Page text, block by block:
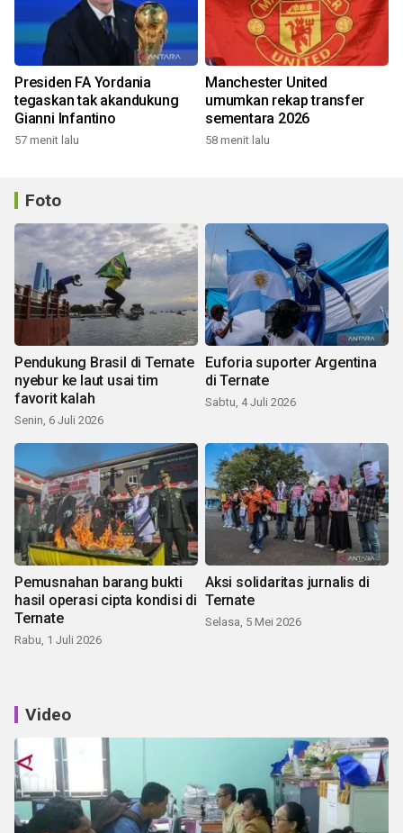
Presiden FA Yordania
tegaskan tak akandukung
Gianni Infantino
57 menit lalu
Manchester United
umumkan rekap transfer
sementara 2026
58 menit lalu
Foto
Pendukung Brasil di Ternate
nyebur ke laut usai tim
favorit kalah
Senin, 6 Juli 2026
Euforia suporter Argentina
di Ternate
Sabtu, 4 Juli 2026
Pemusnahan barang bukti
hasil operasi cipta kondisi di
Ternate
Rabu, 1 Juli 2026
Aksi solidaritas jurnalis di
Ternate
Selasa, 5 Mei 2026
Video